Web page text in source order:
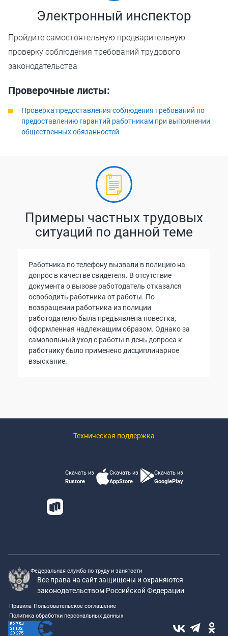
Электронный инспектор
Пройдите самостоятельную предварительную
проверку соблюдения требований трудового
законодательства
Проверочные листы:
Проверка предоставления соблюдения требований по
предоставлению гарантий работникам при выполнении
общественных обязанностей
Примеры частных трудовых
ситуаций по данной теме
Работника по телефону вызвали в полицию на
допрос в качестве свидетеля. В отсутствие
документа о вызове работодатель отказался
освободить работника от работы. По
возвращении работника из полиции
работодателю была предъявлена повестка,
оформленная надлежащим образом. Однако за
самовольный уход с работы в день допроса к
работнику было применено дисциплинарное
взыскание.
Техническая поддержка
Скачать из
Rustore
Скачать из
AppStore
Скачать из
GooglePlay
Федеральная служба по труду и занятости
Все права на сайт защищены и охраняются
законодательством Российской Федерации
Правила Пользовательское соглашение
Политика обработки персональных данных